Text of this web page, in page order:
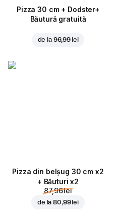
Pizza 30 cm + Dodster+
Băutură gratuită
de la 96,99 lei
Pizza din belșug 30 cm x2
+ Băuturi x2
87,96 lei
de la80,99 lei